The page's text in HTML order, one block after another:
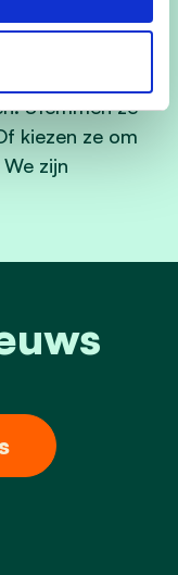
‘Stop de
zal bij de
Stemmen ze
kiezen ze om
zijn